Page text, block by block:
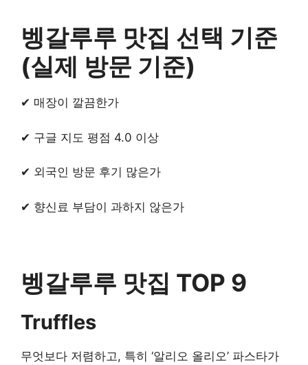
벵갈루루 맛집 선택 기준
(실제 방문 기준)
✔ 매장이 깔끔한가
✔ 구글 지도 평점 4.0 이상
✔ 외국인 방문 후기 많은가
✔ 향신료 부담이 과하지 않은가
벵갈루루 맛집 TOP 9
Truffles
무엇보다 저렴하고, 특히 ‘알리오 올리오’ 파스타가